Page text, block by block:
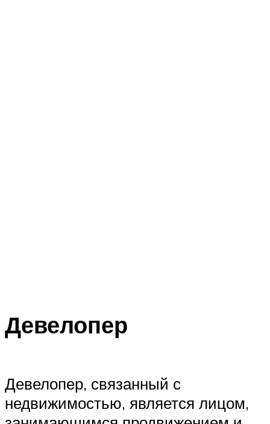
Девелопер
Девелопер, связанный с
недвижимостью, является лицом,